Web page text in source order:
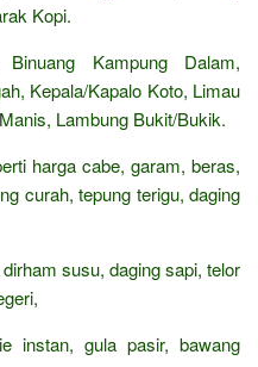
Kopi.
Kampung Dalam,
Kepala/Kapalo Koto, Limau
Lambung Bukit/Bukik.
harga cabe, garam, beras,
curah, tepung terigu, daging
susu, daging sapi, telor
instan, gula pasir, bawang